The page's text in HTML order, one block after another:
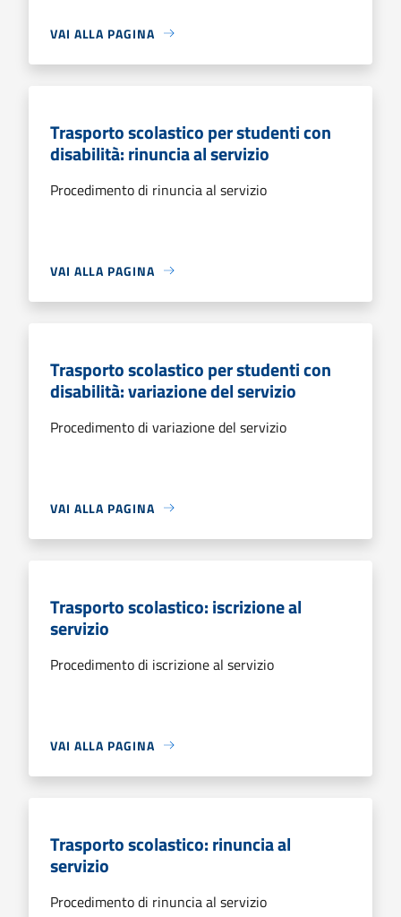
VAI ALLA PAGINA
Trasporto scolastico per studenti con
disabilità: rinuncia al servizio
Procedimento di rinuncia al servizio
VAI ALLA PAGINA
Trasporto scolastico per studenti con
disabilità: variazione del servizio
Procedimento di variazione del servizio
VAI ALLA PAGINA
Trasporto scolastico: iscrizione al
servizio
Procedimento di iscrizione al servizio
VAI ALLA PAGINA
Trasporto scolastico: rinuncia al
servizio
Procedimento di rinuncia al servizio